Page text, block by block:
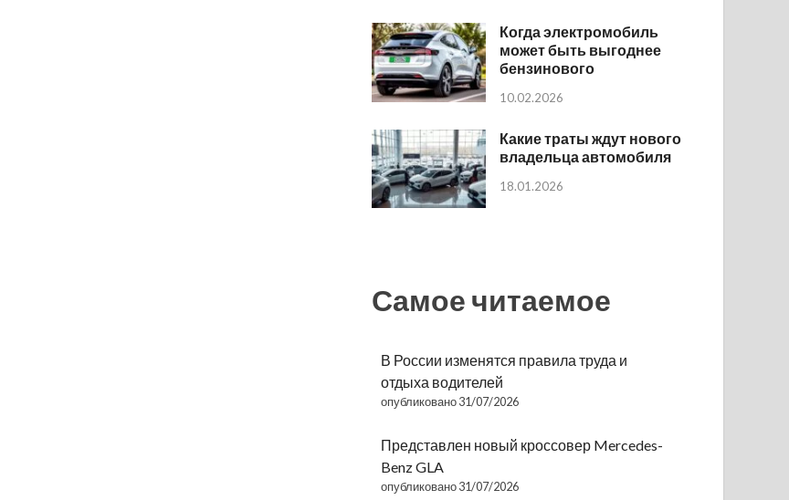
Когда электромобиль
может быть выгоднее
бензинового
10.02.2026
Какие траты ждут нового
владельца автомобиля
18.01.2026
Самое читаемое
В России изменятся правила труда и
отдыха водителей
опубликовано 31/07/2026
Представлен новый кроссовер Mercedes-
Benz GLA
опубликовано 31/07/2026